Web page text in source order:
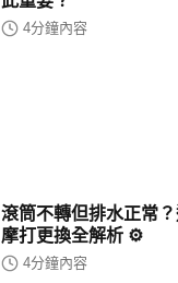
4分鐘內容
滾筒不轉但排水正常
摩打更換全解析 ⚙️
4分鐘內容